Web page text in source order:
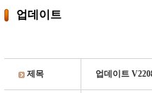
업데이트
제목 업데이트